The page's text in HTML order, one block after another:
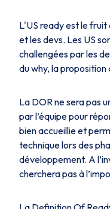
L'US ready est le fruit
et les devs. Les US
challengées par les
du why, la proposition
La DOR ne sera pas
par l’équipe pour
bien accueillie et
technique lors des
développement. A
cherchera pas à